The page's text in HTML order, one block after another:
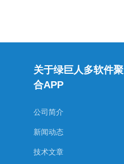
关于绿巨人多软件聚
合APP
公司简介
新闻动态
技术文章